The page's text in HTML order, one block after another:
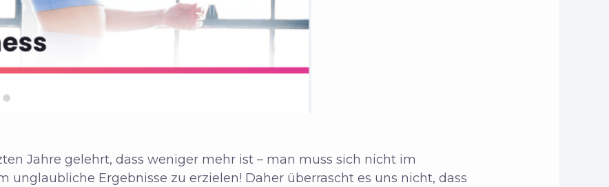
Jahre gelehrt, dass weniger mehr ist – man muss sich nicht im
unglaubliche Ergebnisse zu erzielen! Daher überrascht es uns nicht, dass